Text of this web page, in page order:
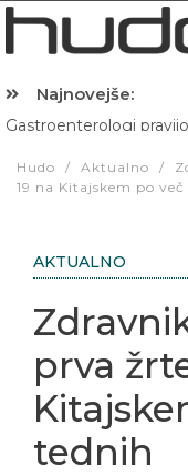
Najnovejše:
Hudo / Aktualno /
19 na Kitajskem po
AKTUALNO
prva
tednih